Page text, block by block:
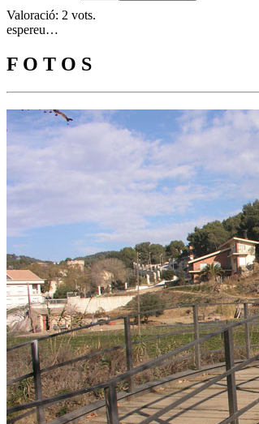
Valoració: 2 vots.
espereu…
F O T O S